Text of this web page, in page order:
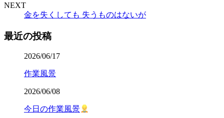
NEXT
金を失くしても 失うものはないが
最近の投稿
2026/06/17
作業風景
2026/06/08
今日の作業風景